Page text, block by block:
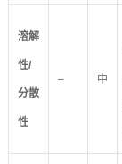
溶解
性/
分散
性
– 中